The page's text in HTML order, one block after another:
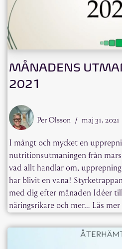
MÅNADENS
2021
Per Olsson maj 31, 2021
I mångt och mycket en
nutritionsutmaningen från
vad allt handlar om,
har blivit en vana!
med dig efter månaden Idéer
näringsrikare och mer… Läs